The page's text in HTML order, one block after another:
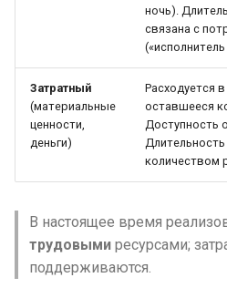
Добавление часов
Масштабы
Фильтрация и отборы и
Контекстное меню
ресурса
Поиск
Меню действий и
ночь).
связана с
Затратный
(материальные
ценности,
деньги)
Расходуется
оставшееся
Доступность
количеством
В настоящее время
трудовыми ресурсами;
поддерживаются.